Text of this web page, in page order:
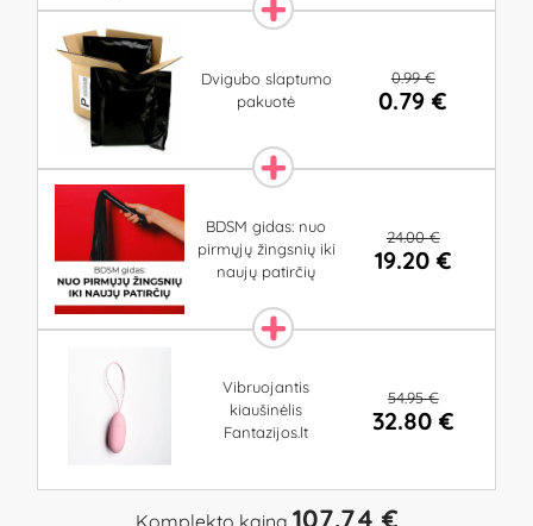
Dvigubo slaptumo
pakuotė
0.99 €
0.79 €
BDSM gidas: nuo
pirmųjų žingsnių iki
naujų patirčių
24.00 €
19.20 €
Vibruojantis
kiaušinėlis
Fantazijos.lt
54.95 €
32.80 €
107.74 €